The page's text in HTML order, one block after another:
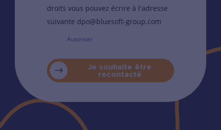
droits vous pouvez écrire à l'adresse
suivante dpo@bluesoft-group.com
Autoriser
Je souhaite être
recontacté